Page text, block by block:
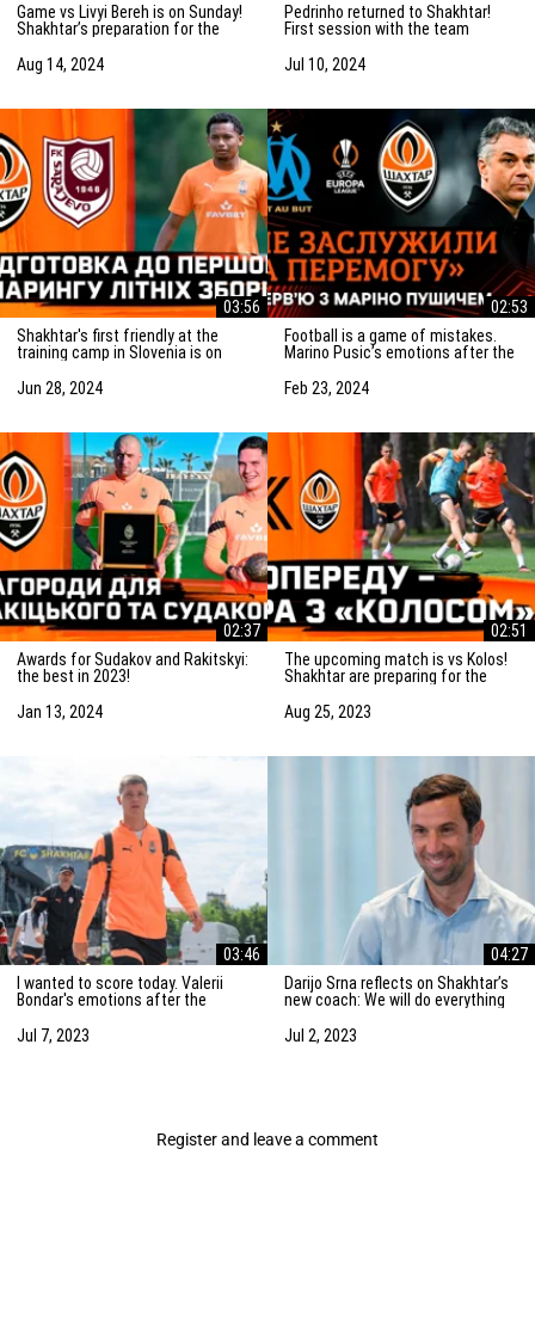
Game vs Livyi Bereh is on Sunday!
Shakhtar’s preparation for the
Aug 14, 2024
Pedrinho returned to Shakhtar!
First session with the team
Jul 10, 2024
03:56
Shakhtar's first friendly at the
training camp in Slovenia is on
match
Jun 28, 2024
02:53
Football is a game of mistakes.
Marino Pusic’s emotions after the
Feb 23, 2024
02:37
Awards for Sudakov and Rakitskyi:
the best in 2023!
Jan 13, 2024
02:51
The upcoming match is vs Kolos!
Shakhtar are preparing for the
Aug 25, 2023
03:46
I wanted to score today. Valerii
Bondar's emotions after the
Alkmaar
Jul 7, 2023
04:27
Darijo Srna reflects on Shakhtar’s
new coach: We will do everything
Jul 2, 2023